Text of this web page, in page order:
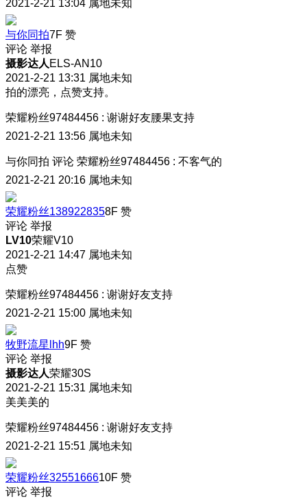
2021-2-21 13:04 属地未知
与你同拍7F 赞
评论 举报
摄影达人 ELS-AN10
2021-2-21 13:31 属地未知
拍的漂亮，点赞支持。
荣耀粉丝97484456 : 谢谢好友腰果支持
2021-2-21 13:56 属地未知
与你同拍 评论 荣耀粉丝97484456 : 不客气的
2021-2-21 20:16 属地未知
荣耀粉丝1389228358F 赞
评论 举报
LV10荣耀V10
2021-2-21 14:47 属地未知
点赞
荣耀粉丝97484456 : 谢谢好友支持
2021-2-21 15:00 属地未知
牧野流星lhh9F 赞
评论 举报
摄影达人荣耀30S
2021-2-21 15:31 属地未知
美美美的
荣耀粉丝97484456 : 谢谢好友支持
2021-2-21 15:51 属地未知
荣耀粉丝3255166610F 赞
评论 举报